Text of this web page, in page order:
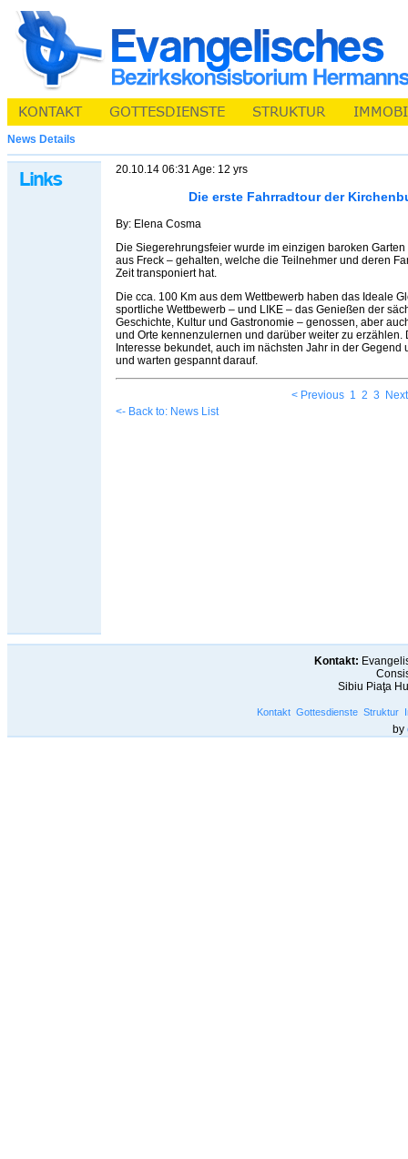
News Details
20.10.14 06:31 Age: 12 yrs
Die erste Fahrradtour der
By: Elena Cosma
Die Siegerehrungsfeier wurde im einzigen baroken
aus Freck – gehalten, welche die Teilnehmer und deren
Zeit transponiert hat.
Die cca. 100 Km aus dem Wettbewerb haben das Ideale
sportliche Wettbewerb – und LIKE – das Genießen der
Geschichte, Kultur und Gastronomie – genossen, aber
und Orte kennenzulernen und darüber weiter zu erzählen.
Interesse bekundet, auch im nächsten Jahr in der
und warten gespannt darauf.
< Previous 1 2 3
<- Back to: News List
Kontakt:
Sibiu Piaţa
Kontakt Gottesdienste Struktur
by